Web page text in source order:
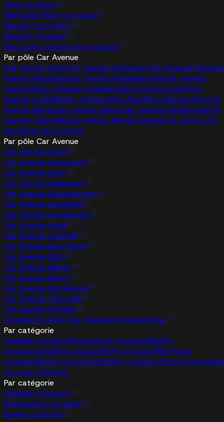
Jeep occasion
Mercedes-Benz occasion
Peugeot occasion
Renault occasion
Découvrez toutes nos marques
Par pôle Car Avenue
Car Avenue ArlonCar Avenue ChaumontCar Avenue Dijon
Avenue HaguenauCar Avenue KaiserslauternCar Avenue
LesménilsCar Avenue LeudelangeCar Avenue LiegeCar
Avenue LunévilleCar Avenue Metz NordCar Avenue MetzCar
Avenue NamurCar Avenue NancyCar Avenue SarrebourgCar
Avenue ThionvilleCar Avenue WittlichTrouvez le centre Car
Avenue le plus proche
Par pôle Car Avenue
Car Avenue Arlon
Car Avenue Chaumont
Car Avenue Dijon
Car Avenue Haguenau
Car Avenue Kaiserslautern
Car Avenue Lesménils
Car Avenue Leudelange
Car Avenue Liege
Car Avenue Lunéville
Car Avenue Metz Nord
Car Avenue Metz
Car Avenue Namur
Car Avenue Nancy
Car Avenue Sarrebourg
Car Avenue Thionville
Car Avenue Wittlich
Trouvez le centre Car Avenue le plus proche
Par catégorie
Familiale occasionMonospace occasionBerline
occasionCitadine occasionSUV occasionÉlectrique
occasionBreak occasionUtilitaire occasionTrouvez le
qui vous convient
Par catégorie
Familiale occasion
Monospace occasion
Berline occasion